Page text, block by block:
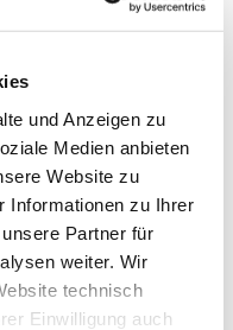
und Anzeigen zu
Medien anbieten
Website zu
Informationen zu Ihrer
Partner für
weiter. Wir
technisch
Einwilligung auch
mit der Firma
Profi-
und der Brustgurt
für eine lange
Hauptfach mit